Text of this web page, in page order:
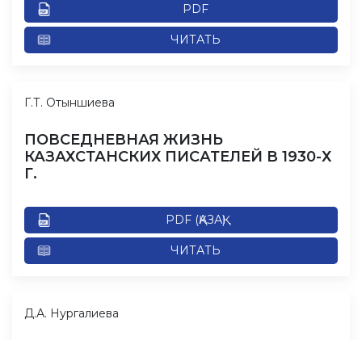
PDF
ЧИТАТЬ
Г.Т. Отыншиева
ПОВСЕДНЕВНАЯ ЖИЗНЬ
КАЗАХСТАНСКИХ ПИСАТЕЛЕЙ В 1930-Х
Г.
PDF (ҚАЗАҚ)
ЧИТАТЬ
Д.А. Нургалиева